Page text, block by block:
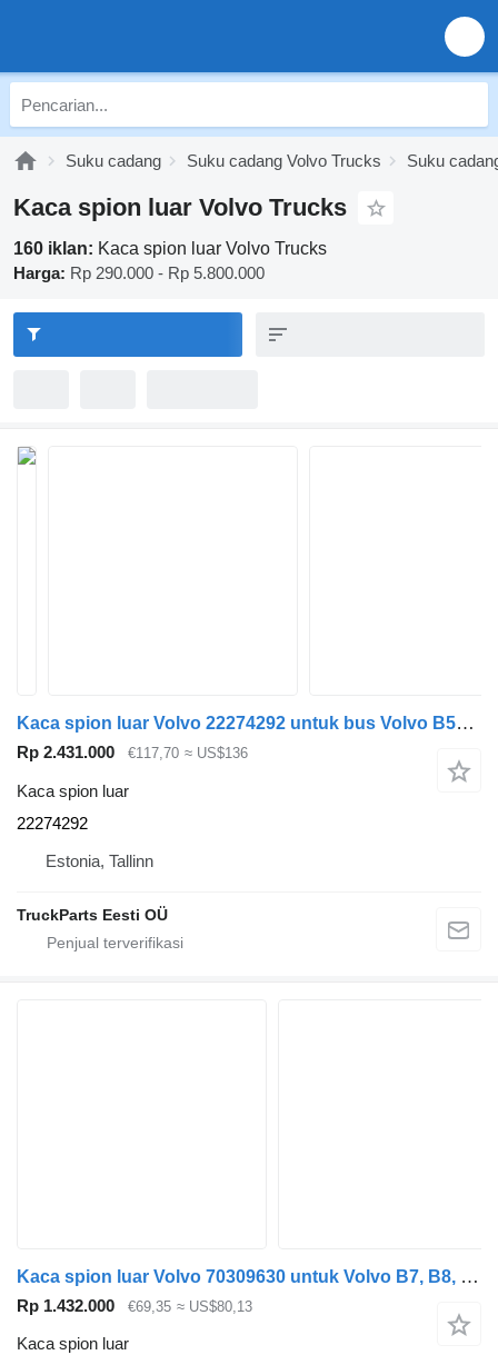
Suku cadang Suku cadang Volvo Trucks Suku
Kaca spion luar Volvo Trucks
160 iklan: Kaca spion luar Volvo Trucks
Harga: Rp 290.000 - Rp 5.800.000
Kaca spion luar Volvo 22274292 untuk bus Volvo B5LH, B0E (2008-)
Rp 2.431.000 €117,70 ≈ US$136
Kaca spion luar
22274292
Estonia, Tallinn
TruckParts Eesti OÜ
Kaca spion luar Volvo 70309630 untuk Volvo B7, B8, B9, B12 bus (2005-)
Rp 1.432.000 €69,35 ≈ US$80,13
Kaca spion luar